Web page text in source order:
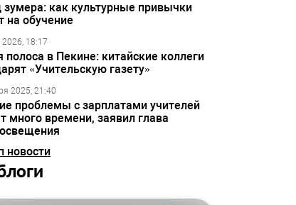
зумера: как культурные привычки
на обучение
18:17
полоса в Пекине: китайские коллеги
«Учительскую газету»
2025, 21:40
проблемы с зарплатами учителей
много времени, заявил глава
новости